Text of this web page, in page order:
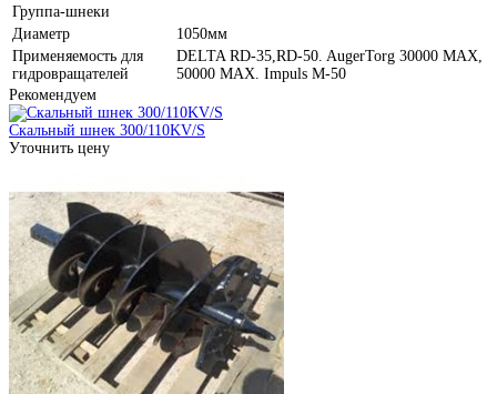
Группа-шнеки
Диаметр
1050мм
Применяемость для
гидровращателей
DELTA RD-35,RD-50. AugerTorg 30000 MAX,
50000 MAX. Impuls M-50
Рекомендуем
Скальный шнек 300/110KV/S
Уточнить цену